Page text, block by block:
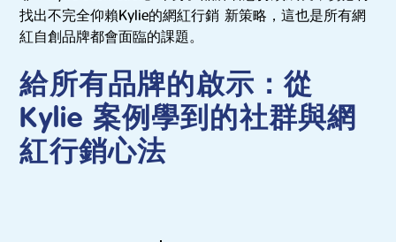
找出不完全仰賴Kylie的網紅行銷 新策略，這也是所有網
紅自創品牌都會面臨的課題。
給所有品牌的啟示：從
Kylie 案例學到的社群與網
紅行銷心法